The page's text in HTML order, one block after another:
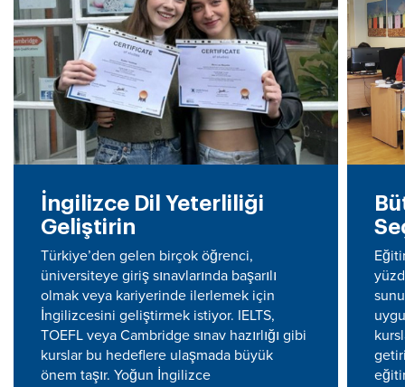
İngilizce Dil Yeterliliği
Geliştirin
Türkiye’den gelen birçok öğrenci,
üniversiteye giriş sınavlarında başarılı
olmak veya kariyerinde ilerlemek için
İngilizcesini geliştirmek istiyor. IELTS,
TOEFL veya Cambridge sınav hazırlığı gibi
kurslar bu hedeflere ulaşmada büyük
önem taşır. Yoğun İngilizce